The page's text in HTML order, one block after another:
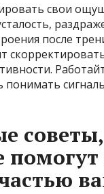
свои
после
понимать
советы,
помогут